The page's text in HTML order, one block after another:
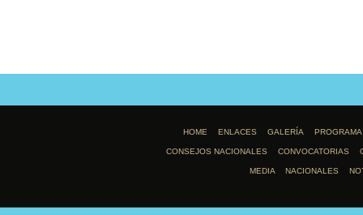
HOME ENLACES GALERÍA PROGRAMA
CONSEJOS NACIONALES CONVOCATORIAS
MEDIA NACIONALES